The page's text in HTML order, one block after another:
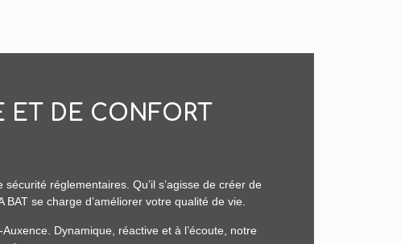
ET DE CONFORT
réglementaires. Qu’il s’agisse de créer de
se charge d’améliorer votre qualité de vie.
Dynamique, réactive et à l’écoute, notre